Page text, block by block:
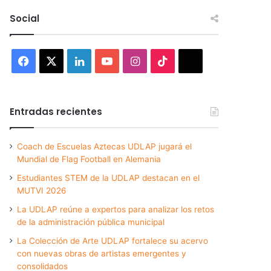
Social
Facebook LinkedInYouTubeInstagram
Entradas recientes
Coach de Escuelas Aztecas UDLAP jugará el
Mundial de Flag Football en Alemania
Estudiantes STEM de la UDLAP destacan en el
MUTVI 2026
La UDLAP reúne a expertos para analizar los retos
de la administración pública municipal
La Colección de Arte UDLAP fortalece su acervo
con nuevas obras de artistas emergentes y
consolidados